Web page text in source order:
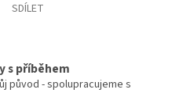
SDÍLET
s příběhem
původ - spolupracujeme s